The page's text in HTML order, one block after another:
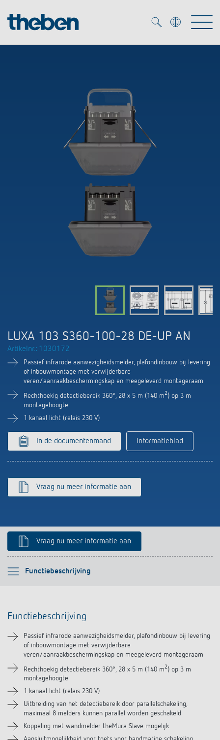
Smart Home
Aanwezigheids- en bewegingsmelders
Tijd- en lichtregeling
OEM-oplossingen
OEM-experts
Tijd- en lichtregeling
DALI-2 lichtregeling
KNX-systemen
Smart Home-systeem LUXORliving
LED's veilig schakelen en dimmen
Smart Metering
Klimaatregeling
Referenties
Impulsrelais: licht eenvoudig, efficiënt en
Catalogus bestellen
Catalogi en brochures
BIM-portal
Theben AG
Banen en carrière
Samenwerkingsverbanden
Duurzaamheid
LUXORliving partners
Milieu
Design
Geschiedenis
Contactpersonen OEM
Aanvraag
Verkoop-in-Nederland
Verkoop in Belgie
Verkoop-wereldwijd
LUXORliving
LUXA 103 S360-100-28 DE-UP AN
Artikelnr.: 1030172
Passief infrarode aanwezigheidsmelder, plafondinbouw bij levering
of inbouwmontage met verwijderbare
veren/aanraakbeschermingskap en meegeleverd montageraam
Rechthoekig detectiebereik 360°, 28 x 5 m (140 m2) op 3 m
montagehoogte
1 kanaal licht (relais 230 V)
In de documentenmand Informatieblad
Vraag nu meer informatie aan
Vraag nu meer informatie aan
Functiebeschrijving
Selecteer alstublieft
Technische informatie
Downloads
Accessoires
Functiebeschrijving
Passief infrarode aanwezigheidsmelder, plafondinbouw bij levering
of inbouwmontage met verwijderbare
veren/aanraakbeschermingskap en meegeleverd montageraam
Rechthoekig detectiebereik 360°, 28 x 5 m (140 m2) op 3 m
montagehoogte
1 kanaal licht (relais 230 V)
Uitbreiding van het detectiebereik door parallelschakeling,
maximaal 8 melders kunnen parallel worden geschakeld
Koppeling met wandmelder theMura Slave mogelijk